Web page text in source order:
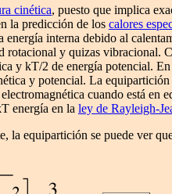
cinética, puesto que implica
la predicción de los calores
interna debido al
rotacional y quizas vibracional.
y kT/2 de energía potencial.
y potencial. La equipartición
cuando está en
energía en la ley de Rayleigh-
la equipartición se puede ver